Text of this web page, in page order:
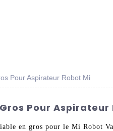
Pour Aspirateur Robot Mi
Pour
en gros pour le Mi Robot